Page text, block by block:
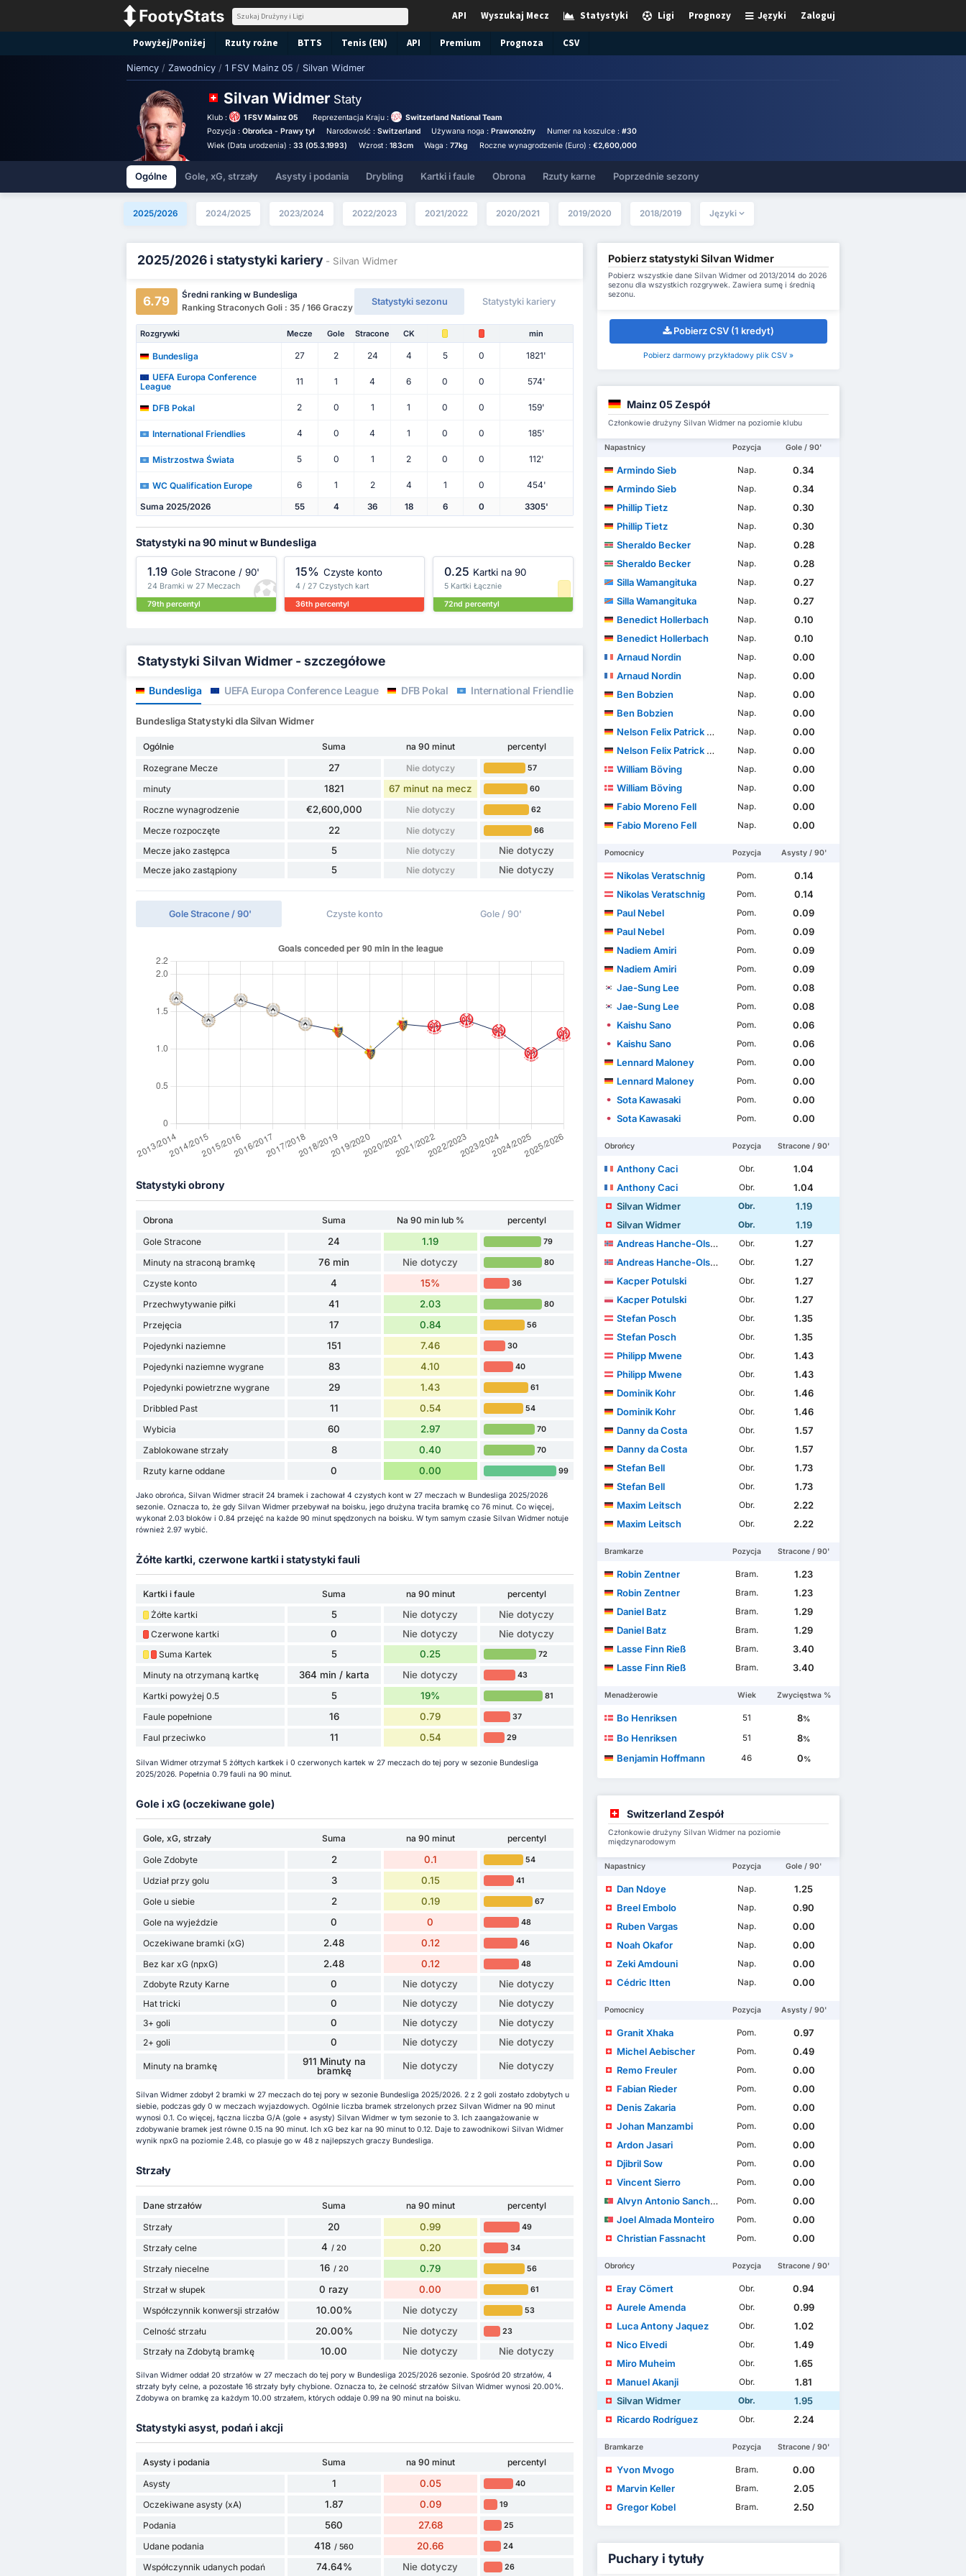
Zaloguj
Języki
Prognozy
Ligi
Statystyki
Wyszukaj Mecz
API
Powyżej/Poniżej Rzuty rożne BTTS Tenis (EN) API Premium Prognoza CSV
Niemcy / Zawodnicy / 1 FSV Mainz 05 / Silvan Widmer
Silvan Widmer Staty
Klub : 1 FSV Mainz 05 Reprezentacja Kraju :
Switzerland National Team
Pozycja :Obrońca - Prawy tył Narodowość : Switzerland Używana noga :Prawonożny Numer na koszulce : #30
Wiek (Data urodzenia) :33 (05.3.1993) Wzrost : 183cm Waga :77kg Roczne wynagrodzenie (Euro) : €2,600,000
Ogólne Gole, xG, strzały Asysty i podania Drybling Kartki i faule Obrona Rzuty karne Poprzednie sezony
2025/2026 2024/2025 2023/2024 2022/2023 2021/2022 2020/2021 2019/2020 2018/2019 Języki
2025/2026 i statystyki kariery - Silvan Widmer
6.79
Średni ranking w Bundesliga
Ranking Straconych Goli : 35 / 166 Graczy
Statystyki sezonu Statystyki kariery
Rozgrywki Mecze Gole Stracone CK min
Bundesliga 27 2 24 4 5 0
1821'
UEFA Europa Conference
League
11 1 4 6 0 0 574'
DFB Pokal 2 0 1 1 0 0 159'
International Friendlies 4 0 4 1 0 0 185'
Mistrzostwa Świata 5 0 1 2 0 0 112'
WC Qualification Europe 6 1 2 4 1 0 454'
Suma 2025/2026 55 4 36 18 6 0 3305'
Statystyki na 90 minut w Bundesliga
1.19 Gole Stracone / 90'
24 Bramki w 27 Meczach
79th percentyl
15% Czyste konto
4 / 27 Czystych kart
36th percentyl
0.25 Kartki na 90
5 Kartki Łącznie
72nd percentyl
Statystyki Silvan Widmer - szczegółowe
Bundesliga UEFA Europa Conference League DFB Pokal International Friendlies Mistrzostwa Świata WC Qualification Europe
Bundesliga Statystyki dla Silvan Widmer
Ogólnie Suma na 90 minut
percentyl
Rozegrane Mecze
27 Nie dotyczy 57
minuty 1821 67 minut na mecz 60
Roczne wynagrodzenie €2,600,000 Nie dotyczy 62
Mecze rozpoczęte 22 Nie dotyczy 66
Mecze jako zastępca 5 Nie dotyczy Nie dotyczy
Mecze jako zastąpiony 5 Nie dotyczy Nie dotyczy
Gole Stracone / 90' Czyste konto Gole / 90'
Statystyki obrony
Obrona Suma Na 90 min lub %
percentyl
Gole Stracone
24 1.19 79
Minuty na straconą bramkę 76 min Nie dotyczy 80
Czyste konto 4 15% 36
Przechwytywanie piłki 41 2.03 80
Przejęcia 17 0.84 56
Pojedynki naziemne 151 7.46 30
Pojedynki naziemne wygrane 83 4.10 40
Pojedynki powietrzne wygrane 29 1.43 61
Dribbled Past 11 0.54 54
Wybicia 60 2.97 70
Zablokowane strzały 8 0.40 70
Rzuty karne oddane 0 0.00 99
Jako obrońca, Silvan Widmer stracił 24 bramek i zachował 4 czystych kont w 27 meczach w Bundesliga 2025/2026
sezonie. Oznacza to, że gdy Silvan Widmer przebywał na boisku, jego drużyna traciła bramkę co 76 minut. Co więcej,
wykonał 2.03 bloków i 0.84 przejęć na każde 90 minut spędzonych na boisku. W tym samym czasie Silvan Widmer notuje
również 2.97 wybić.
Żółte kartki, czerwone kartki i statystyki fauli
Kartki i faule Suma na 90 minut
percentyl
Żółte kartki
5 Nie dotyczy Nie dotyczy
Czerwone kartki 0 Nie dotyczy Nie dotyczy
Suma Kartek 5 0.25 72
Minuty na otrzymaną kartkę 364 min / karta Nie dotyczy 43
Kartki powyżej 0.5 5 19% 81
Faule popełnione 16 0.79 37
Faul przeciwko 11 0.54 29
Silvan Widmer otrzymał 5 żółtych kartkek i 0 czerwonych kartek w 27 meczach do tej pory w sezonie Bundesliga
2025/2026. Popełnia 0.79 fauli na 90 minut.
Gole i xG (oczekiwane gole)
Gole, xG, strzały Suma na 90 minut
percentyl
Gole Zdobyte
2 0.1 54
Udział przy golu 3 0.15 41
Gole u siebie 2 0.19 67
Gole na wyjeździe 0 0 48
Oczekiwane bramki (xG) 2.48 0.12 46
Bez kar xG (npxG) 2.48 0.12 48
Zdobyte Rzuty Karne 0 Nie dotyczy Nie dotyczy
Hat tricki 0 Nie dotyczy Nie dotyczy
3+ goli 0 Nie dotyczy Nie dotyczy
2+ goli 0 Nie dotyczy Nie dotyczy
Minuty na bramkę
911 Minuty na
bramkę
Nie dotyczy Nie dotyczy
Silvan Widmer zdobył 2 bramki w 27 meczach do tej pory w sezonie Bundesliga 2025/2026. 2 z 2 goli zostało zdobytych u
siebie, podczas gdy 0 w meczach wyjazdowych. Ogólnie liczba bramek strzelonych przez Silvan Widmer na 90 minut
wynosi 0.1. Co więcej, łączna liczba G/A (gole + asysty) Silvan Widmer w tym sezonie to 3. Ich zaangażowanie w
zdobywanie bramek jest równe 0.15 na 90 minut. Ich xG bez kar na 90 minut to 0.12. Daje to zawodnikowi Silvan Widmer
wynik npxG na poziomie 2.48, co plasuje go w 48 z najlepszych graczy Bundesliga.
Strzały
Dane strzałów Suma na 90 minut
percentyl
Strzały
20 0.99 49
Strzały celne 4 / 20 0.20 34
Strzały niecelne 16 / 20 0.79 56
Strzał w słupek 0 razy 0.00 61
Współczynnik konwersji strzałów 10.00% Nie dotyczy 53
Celność strzału 20.00% Nie dotyczy 23
Strzały na Zdobytą bramkę 10.00 Nie dotyczy Nie dotyczy
Silvan Widmer oddał 20 strzałów w 27 meczach do tej pory w Bundesliga 2025/2026 sezonie. Spośród 20 strzałów, 4
strzały były celne, a pozostałe 16 strzały były chybione. Oznacza to, że celność strzałów Silvan Widmer wynosi 20.00%.
Zdobywa on bramkę za każdym 10.00 strzałem, których oddaje 0.99 na 90 minut na boisku.
Statystyki asyst, podań i akcji
Asysty i podania Suma na 90 minut
percentyl
Asysty
1 0.05 40
Oczekiwane asysty (xA) 1.87 0.09 19
Podania 560 27.68 25
Udane podania 418 / 560 20.66 24
Współczynnik udanych podań 74.64% Nie dotyczy 26
Pobierz statystyki Silvan Widmer
Pobierz wszystkie dane Silvan Widmer od 2013/2014 do 2026
sezonu dla wszystkich rozgrywek. Zawiera sumę i średnią
sezonu.
Pobierz CSV (1 kredyt)
Pobierz darmowy przykładowy plik CSV »
Mainz 05 Zespół
Członkowie drużyny Silvan Widmer na poziomie klubu
Napastnicy Pozycja Gole / 90'
Armindo Sieb Nap.
0.34
Armindo Sieb
Nap.
0.34
Phillip Tietz
Nap.
0.30
Phillip Tietz
Nap.
0.30
Sheraldo Becker
Nap.
0.28
Sheraldo Becker
Nap.
0.28
Silla Wamangituka
Nap.
0.27
Silla Wamangituka
Nap.
0.27
Benedict Hollerbach
Nap.
0.10
Benedict Hollerbach
Nap.
0.10
Arnaud Nordin
Nap.
0.00
Arnaud Nordin
Nap.
0.00
Ben Bobzien
Nap.
0.00
Ben Bobzien
Nap.
0.00
Nelson Felix Patrick Weiper
Nap.
0.00
Nelson Felix Patrick Weiper
Nap.
0.00
William Böving
Nap.
0.00
William Böving
Nap.
0.00
Fabio Moreno Fell
Nap.
0.00
Fabio Moreno Fell
Nap. 0.00
Pomocnicy Pozycja Asysty / 90'
Nikolas Veratschnig Pom.
0.14
Nikolas Veratschnig
Pom.
0.14
Paul Nebel
Pom.
0.09
Paul Nebel
Pom.
0.09
Nadiem Amiri
Pom.
0.09
Nadiem Amiri
Pom.
0.09
Jae-Sung Lee
Pom.
0.08
Jae-Sung Lee
Pom.
0.08
Kaishu Sano
Pom.
0.06
Kaishu Sano
Pom.
0.06
Lennard Maloney
Pom.
0.00
Lennard Maloney
Pom.
0.00
Sota Kawasaki
Pom.
0.00
Sota Kawasaki
Pom. 0.00
Obrońcy Pozycja Stracone / 90'
Anthony Caci Obr.
1.04
Anthony Caci
Obr.
1.04
Silvan Widmer
Obr.
1.19
Silvan Widmer
Obr.
1.19
Andreas Hanche-Olsen
Obr.
1.27
Andreas Hanche-Olsen
Obr.
1.27
Kacper Potulski
Obr.
1.27
Kacper Potulski
Obr.
1.27
Stefan Posch
Obr.
1.35
Stefan Posch
Obr.
1.35
Philipp Mwene
Obr.
1.43
Philipp Mwene
Obr.
1.43
Dominik Kohr
Obr.
1.46
Dominik Kohr
Obr.
1.46
Danny da Costa
Obr.
1.57
Danny da Costa
Obr.
1.57
Stefan Bell
Obr.
1.73
Stefan Bell
Obr.
1.73
Maxim Leitsch
Obr.
2.22
Maxim Leitsch
Obr. 2.22
Bramkarze Pozycja Stracone / 90'
Robin Zentner Bram.
1.23
Robin Zentner
Bram.
1.23
Daniel Batz
Bram.
1.29
Daniel Batz
Bram.
1.29
Lasse Finn Rieß
Bram.
3.40
Lasse Finn Rieß
Bram. 3.40
Menadżerowie Wiek Zwycięstwa %
Bo Henriksen 51 8%
Bo Henriksen 51 8%
Benjamin Hoffmann 46 0%
Switzerland Zespół
Członkowie drużyny Silvan Widmer na poziomie
międzynarodowym
Napastnicy Pozycja Gole / 90'
Dan Ndoye Nap.
1.25
Breel Embolo
Nap.
0.90
Ruben Vargas
Nap.
0.00
Noah Okafor
Nap.
0.00
Zeki Amdouni
Nap.
0.00
Cédric Itten
Nap. 0.00
Pomocnicy Pozycja Asysty / 90'
Granit Xhaka Pom.
0.97
Michel Aebischer
Pom.
0.49
Remo Freuler
Pom.
0.00
Fabian Rieder
Pom.
0.00
Denis Zakaria
Pom.
0.00
Johan Manzambi
Pom.
0.00
Ardon Jasari
Pom.
0.00
Djibril Sow
Pom.
0.00
Vincent Sierro
Pom.
0.00
Alvyn Antonio Sanches
Pom.
0.00
Joel Almada Monteiro
Pom.
0.00
Christian Fassnacht
Pom. 0.00
Obrońcy Pozycja Stracone / 90'
Eray Cömert Obr.
0.94
Aurele Amenda
Obr.
0.99
Luca Antony Jaquez
Obr.
1.02
Nico Elvedi
Obr.
1.49
Miro Muheim
Obr.
1.65
Manuel Akanji
Obr.
1.81
Silvan Widmer
Obr.
1.95
Ricardo Rodríguez
Obr. 2.24
Bramkarze Pozycja Stracone / 90'
Yvon Mvogo Bram.
0.00
Marvin Keller
Bram.
2.05
Gregor Kobel
Bram. 2.50
Puchary i tytuły